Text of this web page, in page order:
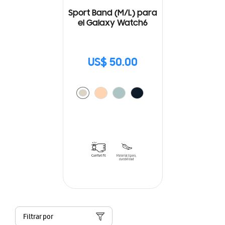
Sport Band (M/L) para
el Galaxy Watch6
US$ 50.00
Filtrar por